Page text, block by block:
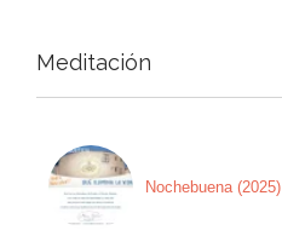
Meditación
Nochebuena (2025)